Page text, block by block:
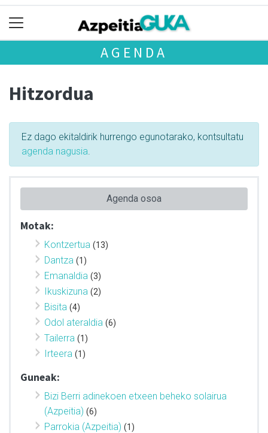
AGENDA
Hitzordua
Ez dago ekitaldirik hurrengo egunotarako, kontsultatu
agenda nagusia
Agenda osoa
Motak:
Kontzertua (13)
Dantza (1)
Emanaldia (3)
Ikuskizuna (2)
Bisita (4)
Odol ateraldia (6)
Tailerra (1)
Irteera (1)
Guneak:
Bizi Berri adinekoen etxeen beheko solairua
(Azpeitia) (6)
Parrokia (Azpeitia) (1)